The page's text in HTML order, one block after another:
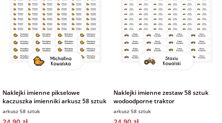
Naklejki imienne pikselowe
kaczuszka imienniki arkusz 58 sztuk
arkusz 58 sztuk
Naklejki imienne zestaw 58 sztuk
wodoodporne traktor
arkusz 58 sztuk